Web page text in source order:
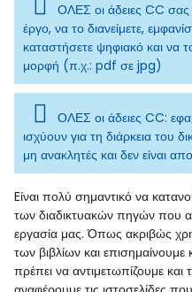
ΟΛΕΣ οι άδειες CC σας
έργο, να το διανείμετε,
καταστήσετε ψηφιακό και να
μορφή (π.χ.: pdf σε jpg)
ΟΛΕΣ οι άδειες CC:
ισχύουν για τη διάρκεια του
μη ανακλητές και δεν είναι
Eίναι πολύ σημαντικό να
των διαδικτυακών πηγών που
εργασία μας. Όπως ακριβώς
των βιβλίων και
πρέπει να αντιμετωπίζουμε